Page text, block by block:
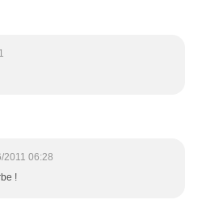
2011 06:28
!